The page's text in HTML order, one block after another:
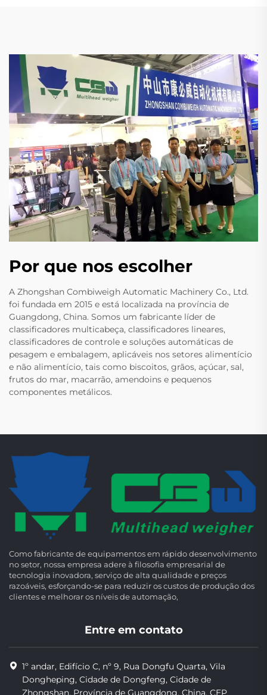
Por que nos escolher
A Zhongshan Combiweigh Automatic Machinery Co., Ltd.
foi fundada em 2015 e está localizada na província de
Guangdong, China. Somos um fabricante líder de
classificadores multicabeça, classificadores lineares,
classificadores de controle e soluções automáticas de
pesagem e embalagem, aplicáveis nos setores alimentício
e não alimentício, tais como biscoitos, grãos, açúcar, sal,
frutos do mar, macarrão, amendoins e pequenos
componentes metálicos.
Como fabricante de equipamentos em rápido desenvolvimento
no setor, nossa empresa adere à filosofia empresarial de
tecnologia inovadora, serviço de alta qualidade e preços
razoáveis, esforçando-se para reduzir os custos de produção dos
clientes e melhorar os níveis de automação,
Entre em contato
1º andar, Edifício C, nº 9, Rua Dongfu Quarta, Vila
Dongheping, Cidade de Dongfeng, Cidade de
Zhongshan, Província de Guangdong, China, CEP